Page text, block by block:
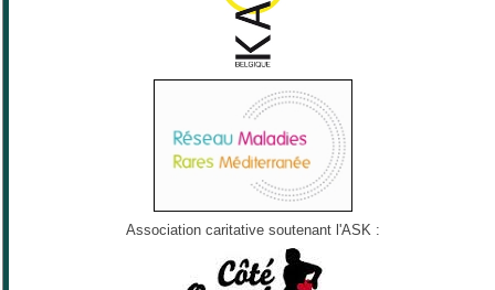
Association caritative soutenant l'ASK :